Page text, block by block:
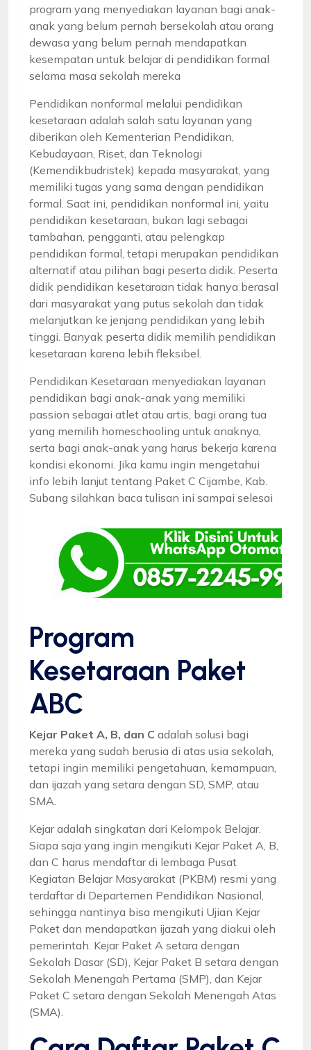
program yang menyediakan layanan bagi anak-
anak yang belum pernah bersekolah atau orang
dewasa yang belum pernah mendapatkan
kesempatan untuk belajar di pendidikan formal
selama masa sekolah mereka
Pendidikan nonformal melalui pendidikan
kesetaraan adalah salah satu layanan yang
diberikan oleh Kementerian Pendidikan,
Kebudayaan, Riset, dan Teknologi
(Kemendikbudristek) kepada masyarakat, yang
memiliki tugas yang sama dengan pendidikan
formal. Saat ini, pendidikan nonformal ini, yaitu
pendidikan kesetaraan, bukan lagi sebagai
tambahan, pengganti, atau pelengkap
pendidikan formal, tetapi merupakan pendidikan
alternatif atau pilihan bagi peserta didik. Peserta
didik pendidikan kesetaraan tidak hanya berasal
dari masyarakat yang putus sekolah dan tidak
melanjutkan ke jenjang pendidikan yang lebih
tinggi. Banyak peserta didik memilih pendidikan
kesetaraan karena lebih fleksibel.
Pendidikan Kesetaraan menyediakan layanan
pendidikan bagi anak-anak yang memiliki
passion sebagai atlet atau artis, bagi orang tua
yang memilih homeschooling untuk anaknya,
serta bagi anak-anak yang harus bekerja karena
kondisi ekonomi. Jika kamu ingin mengetahui
info lebih lanjut tentang Paket C Cijambe, Kab.
Subang silahkan baca tulisan ini sampai selesai
Program
Kesetaraan Paket
ABC
Kejar Paket A, B, dan C adalah solusi bagi
mereka yang sudah berusia di atas usia sekolah,
tetapi ingin memiliki pengetahuan, kemampuan,
dan ijazah yang setara dengan SD, SMP, atau
SMA.
Kejar adalah singkatan dari Kelompok Belajar.
Siapa saja yang ingin mengikuti Kejar Paket A, B,
dan C harus mendaftar di lembaga Pusat
Kegiatan Belajar Masyarakat (PKBM) resmi yang
terdaftar di Departemen Pendidikan Nasional,
sehingga nantinya bisa mengikuti Ujian Kejar
Paket dan mendapatkan ijazah yang diakui oleh
pemerintah. Kejar Paket A setara dengan
Sekolah Dasar (SD), Kejar Paket B setara dengan
Sekolah Menengah Pertama (SMP), dan Kejar
Paket C setara dengan Sekolah Menengah Atas
(SMA).